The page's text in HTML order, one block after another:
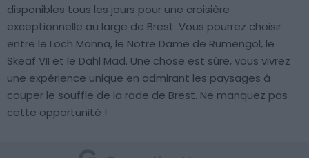
disponibles tous les jours pour une croisière
exceptionnelle au large de Brest. Vous pourrez choisir
entre le Loch Monna, le Notre Dame de Rumengol, le
Skeaf VII et le Dahl Mad. Une chose est sûre, vous vivrez
une expérience unique en admirant les paysages à
couper le souffle de la rade de Brest. Ne manquez pas
cette opportunité !